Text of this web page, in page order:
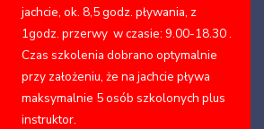
jachcie, ok. 8,5 godz. pływania, z
1godz. przerwy w czasie: 9.00-18.30 .
Czas szkolenia dobrano optymalnie
przy założeniu, że na jachcie pływa
maksymalnie 5 osób szkolonych plus
instruktor.